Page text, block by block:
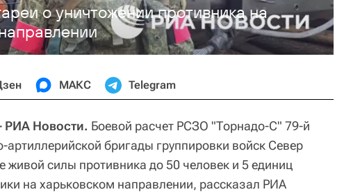
о уничтожении противника на
МАКС Telegram
РИА Новости. Боевой расчет РСЗО "Торнадо-С" 79-й
артиллерийской бригады группировки войск Север
живой силы противника до 50 человек и 5 единиц
на харьковском направлении, рассказал РИА